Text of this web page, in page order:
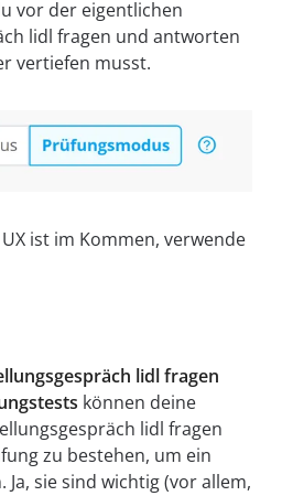
vor der eigentlichen
lidl fragen und antworten
vertiefen musst.
ist im Kommen, verwende
lidl fragen
können deine
lidl fragen
zu bestehen, um ein
Ja, sie sind wichtig (vor allem,